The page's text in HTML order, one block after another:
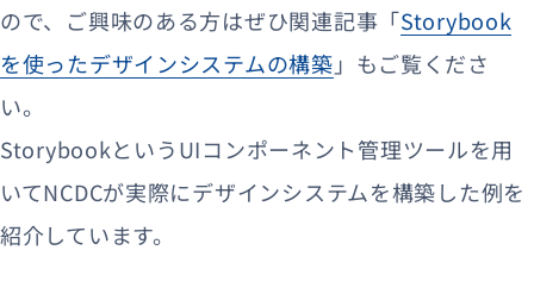
ので、ご興味のある方はぜひ関連記事「Storybook
を使ったデザインシステムの構築 」もご覧くださ
い。
StorybookというUIコンポーネント管理ツールを用
いてNCDCが実際にデザインシステムを構築した例を
紹介しています。